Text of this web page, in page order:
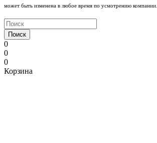
может быть изменена в любое время по усмотрению компании.
Поиск
0
0
0
Корзина